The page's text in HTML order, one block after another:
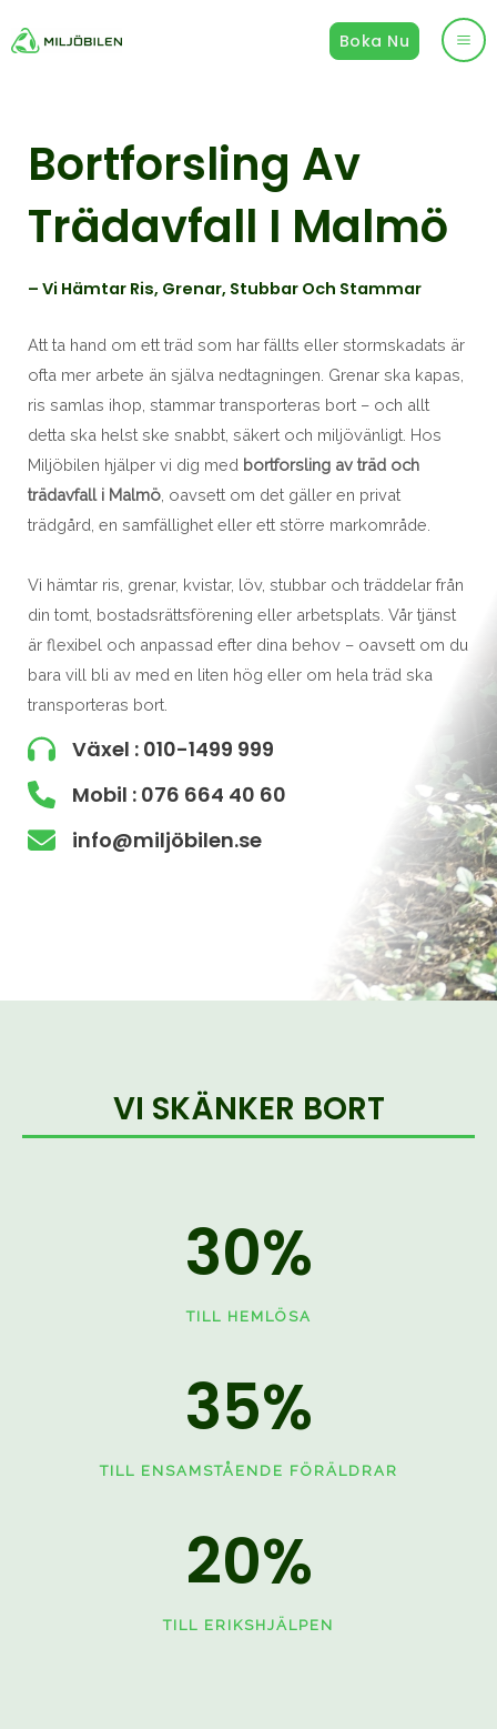
till
Boka Nu
Bortforsling Av
Trädavfall I Malmö
– Vi Hämtar Ris, Grenar, Stubbar Och Stammar
Att ta hand om ett träd som har fällts eller stormskadats är
ofta mer arbete än själva nedtagningen. Grenar ska kapas,
ris samlas ihop, stammar transporteras bort – och allt
detta ska helst ske snabbt, säkert och miljövänligt. Hos
Miljöbilen hjälper vi dig med bortforsling av träd och
trädavfall i Malmö , oavsett om det gäller en privat
trädgård, en samfällighet eller ett större markområde.
Vi hämtar ris, grenar, kvistar, löv, stubbar och träddelar från
din tomt, bostadsrättsförening eller arbetsplats. Vår tjänst
är flexibel och anpassad efter dina behov – oavsett om du
bara vill bli av med en liten hög eller om hela träd ska
transporteras bort.
Växel : 010-1499 999
Mobil : 076 664 40 60
info@miljöbilen.se
VI SKÄNKER BORT
30%
TILL HEMLÖSA
35%
TILL ENSAMSTÅENDE FÖRÄLDRAR
20%
TILL ERIKSHJÄLPEN